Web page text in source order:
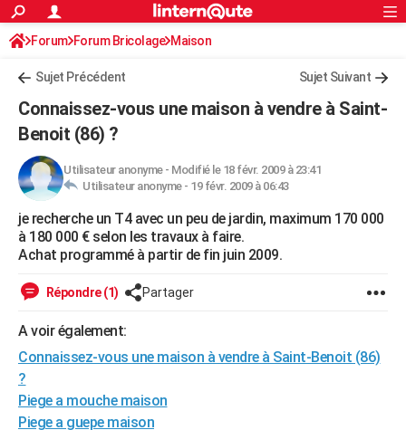
ACTUALITÉS
Politique
Société
Faits Divers
Education
Monde
Villes
+
Programme TV
TNTStreaming
Cinéma
Sorties cinéma
Musique
+FINANCE
Retraite
Impôts
Epargne
Immobilier
Risques naturels par ville
Banque
Assurance
Crédit
AUTO
Essais
Réserver un essai
Citadines
Berlines
SUV
Forum auto
HIGH-TECH
Mobiles
Meilleur smartphone
Internet
Ordinateurs
Jeux vidéo
Guide high-tech
+BRICOLAGE
WEEK-END
Art de vivre
Bien-être
Loisirs
ModeModes de vie
SANTE
Alimentation
Guide de la santé
Maladies
Médicaments
Sommeil
Destinations
City break
Voyage nature
Voyage de noces
Forum
Climat
S'inscrire
Connexion
Forum Forum Bricolage Maison
Sujet Précédent Sujet Suivant
Connaissez-vous une maison à vendre à Saint-
Benoit (86) ?
Utilisateur anonyme- Modifié le 18 févr. 2009 à 23:41
Utilisateur anonyme - 19 févr. 2009 à 06:43
je recherche un T4 avec un peu de jardin, maximum 170 000
à 180 000 € selon les travaux à faire.
Achat programmé à partir de fin juin 2009.
Répondre (1) Partager
A voir également:
Connaissez-vous une maison à vendre à Saint-Benoit (86)
?
Piege a mouche maison
Piege a guepe maison